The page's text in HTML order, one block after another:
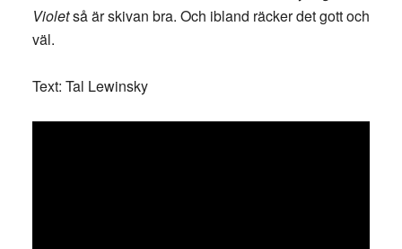
Violetså är skivan bra. Och ibland räcker det gott och
väl.
Text: Tal Lewinsky